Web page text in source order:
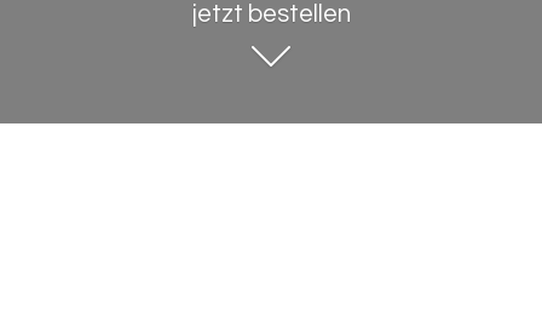
jetzt bestellen